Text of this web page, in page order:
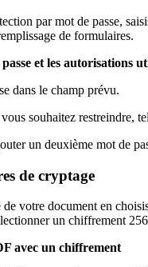
par mot de passe,
de formulaires.
et les autorisations
dans le champ prévu.
souhaitez restreindre,
un deuxième mot de
de cryptage
votre document en
un chiffrement
avec un chiffrement